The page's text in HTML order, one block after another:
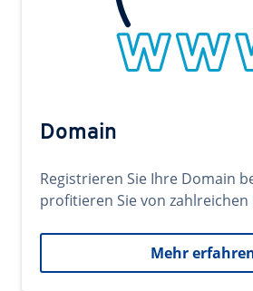
Domain
Registrieren Sie Ihre Domain
profitieren Sie von zahlreichen
Mehr